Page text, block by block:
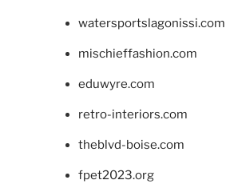
watersportslagonissi.com
mischieffashion.com
eduwyre.com
retro-interiors.com
theblvd-boise.com
fpet2023.org